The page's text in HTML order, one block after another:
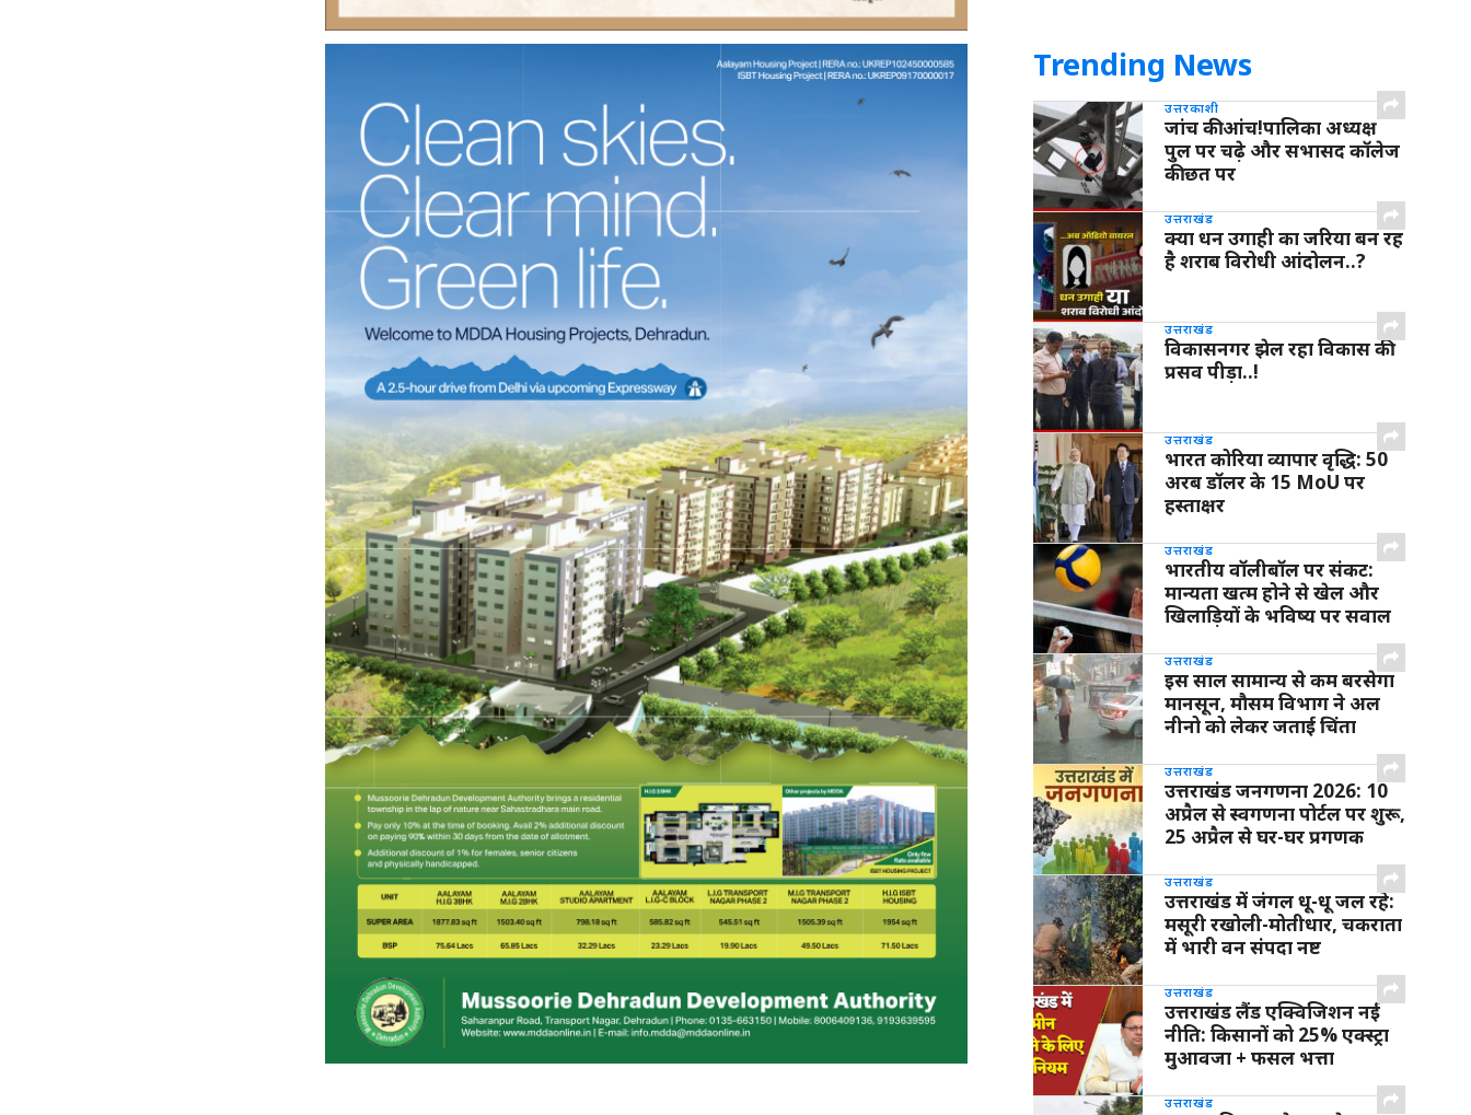
Trending News
उत्तरकाशी
जांच की आंच!पालिका अध्यक्ष
पुल पर चढ़े और सभासद कॉलेज
की छत पर
उत्तराखंड
क्या धन उगाही का जरिया बन रह
है शराब विरोधी आंदोलन..?
उत्तराखंड
विकासनगर झेल रहा विकास की
प्रसव पीड़ा..!
उत्तराखंड
भारत कोरिया व्यापार वृद्धि: 50
अरब डॉलर के 15 MoU पर
हस्ताक्षर
उत्तराखंड
भारतीय वॉलीबॉल पर संकट:
मान्यता खत्म होने से खेल और
खिलाड़ियों के भविष्य पर सवाल
उत्तराखंड
इस साल सामान्य से कम बरसेगा
मानसून, मौसम विभाग ने अल
नीनो को लेकर जताई चिंता
उत्तराखंड
उत्तराखंड जनगणना 2026: 10
अप्रैल से स्वगणना पोर्टल पर शुरू,
25 अप्रैल से घर-घर प्रगणक
उत्तराखंड
उत्तराखंड में जंगल धू-धू जल रहे:
मसूरी रखोली-मोतीधार, चकराता
में भारी वन संपदा नष्ट
उत्तराखंड
उत्तराखंड लैंड एक्विजिशन नई
नीति: किसानों को 25% एक्स्ट्रा
मुआवजा + फसल भत्ता
उत्तराखंड